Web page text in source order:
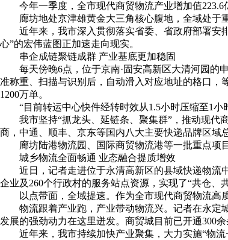
今年一季度，全市现代商贸物流产业增加值223.6
廊坊地处京津雄黄金大三角核心腹地，全域处于
近年来，我市深入贯彻落实省委、省政府部署安
心”的宏伟蓝图正加速走向现实。
串企成链聚链成群 产业基底更加稳固
每天傍晚6点，位于京南·固安高新区大清河园的
准称重、扫描与识别后，自动滑入对应地址的格口，
1200万单。
“目前转运中心快件经转时效从1.5小时压缩至1
我市坚持“抓龙头、延链条、聚集群”，推动现
商，中通、顺丰、京东等国内八大主要快递品牌区域
廊坊陆港物流园、国际商贸物流港等一批重点项
城乡物流全面畅通 业态融合提质增效
近日，记者走进位于永清高新区的县域快递物流
企业及260个行政村的服务站点资源，实现了“共仓、
以点带面，全域提速。作为全市现代商贸物流高
物流跟着产业跑，产业带动物流兴。记者在永定
发展的强劲动力在这里迸发。商贸城目前已开通300
近年来，我市持续加快产业聚集，大力实施“物